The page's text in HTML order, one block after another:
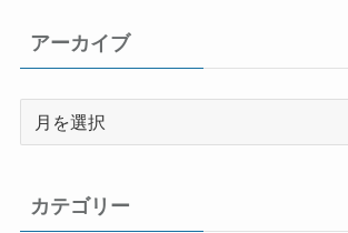
アーカイブ
ブ
カテゴリー